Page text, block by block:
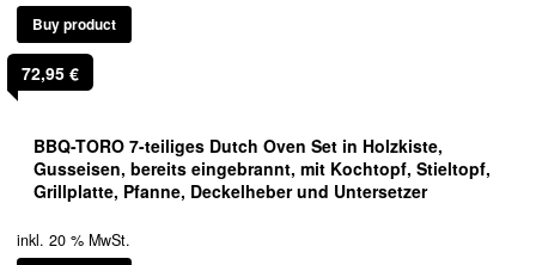
Buy product
72,95 €
BBQ-TORO 7-teiliges Dutch Oven Set in Holzkiste,
Gusseisen, bereits eingebrannt, mit Kochtopf, Stieltopf,
Grillplatte, Pfanne, Deckelheber und Untersetzer
inkl. 20 % MwSt.